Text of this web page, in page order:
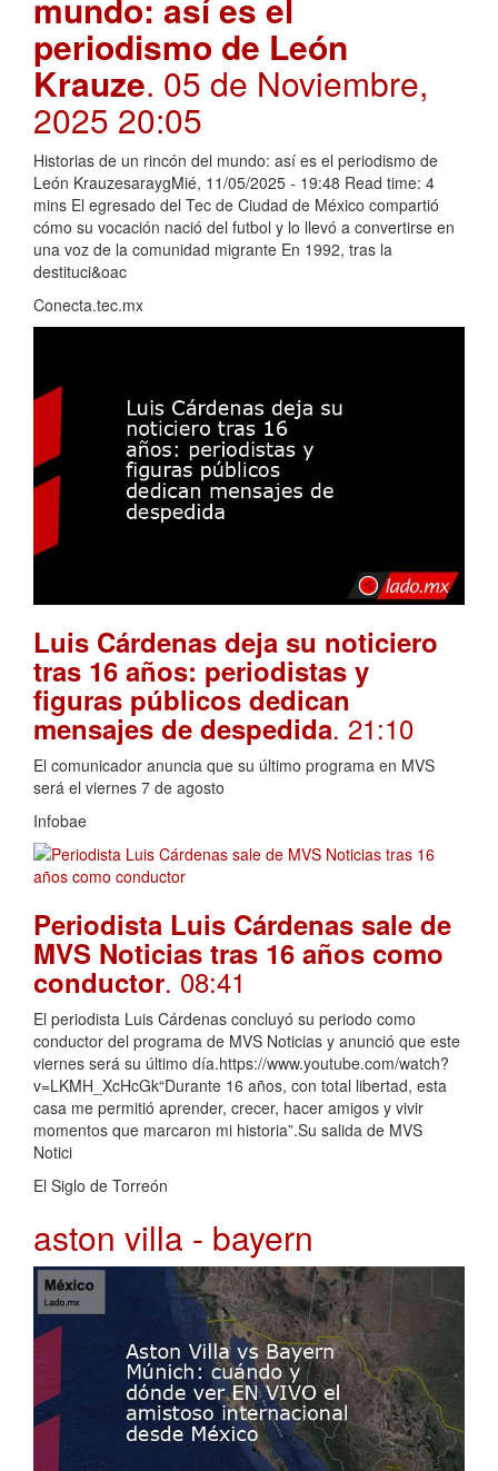
mundo: así es el
periodismo de León
Krauze. 05 de Noviembre,
2025 20:05
Historias de un rincón del mundo: así es el periodismo de
León KrauzesaraygMié, 11/05/2025 - 19:48 Read time: 4
mins El egresado del Tec de Ciudad de México compartió
cómo su vocación nació del futbol y lo llevó a convertirse en
una voz de la comunidad migrante En 1992, tras la
destituci&oac
Conecta.tec.mx
Luis Cárdenas deja su noticiero
tras 16 años: periodistas y
figuras públicos dedican
mensajes de despedida. 21:10
El comunicador anuncia que su último programa en MVS
será el viernes 7 de agosto
Infobae
Periodista Luis Cárdenas sale de
MVS Noticias tras 16 años como
conductor. 08:41
El periodista Luis Cárdenas concluyó su periodo como
conductor del programa de MVS Noticias y anunció que este
viernes será su último día.https://www.youtube.com/watch?
v=LKMH_XcHcGk“Durante 16 años, con total libertad, esta
casa me permitió aprender, crecer, hacer amigos y vivir
momentos que marcaron mi historia”.Su salida de MVS
Notici
El Siglo de Torreón
aston villa - bayern